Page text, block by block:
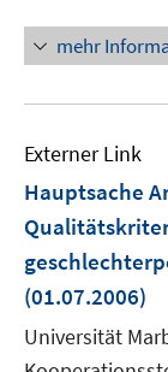
mehr
Externer Link
Hauptsache
(01.07.2006)
Universität